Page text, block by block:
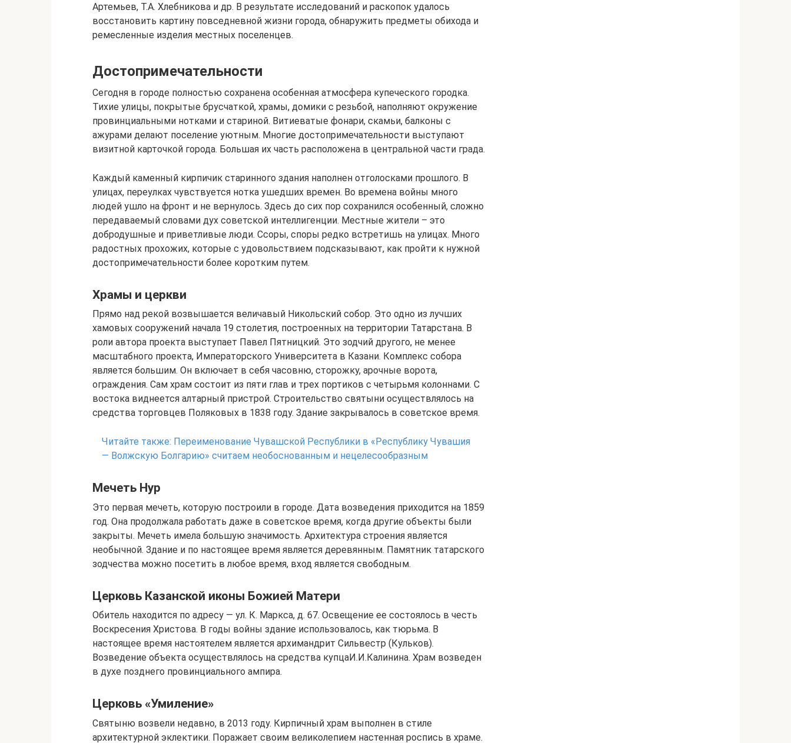
Артемьев, Т.А. Хлебникова и др. В результате исследований и раскопок удалось
восстановить картину повседневной жизни города, обнаружить предметы обихода и
ремесленные изделия местных поселенцев.
Достопримечательности
Сегодня в городе полностью сохранена особенная атмосфера купеческого городка.
Тихие улицы, покрытые брусчаткой, храмы, домики с резьбой, наполняют окружение
провинциальными нотками и стариной. Витиеватые фонари, скамьи, балконы с
ажурами делают поселение уютным. Многие достопримечательности выступают
визитной карточкой города. Большая их часть расположена в центральной части града.
Каждый каменный кирпичик старинного здания наполнен отголосками прошлого. В
улицах, переулках чувствуется нотка ушедших времен. Во времена войны много
людей ушло на фронт и не вернулось. Здесь до сих пор сохранился особенный, сложно
передаваемый словами дух советской интеллигенции. Местные жители – это
добродушные и приветливые люди. Ссоры, споры редко встретишь на улицах. Много
радостных прохожих, которые с удовольствием подсказывают, как пройти к нужной
достопримечательности более коротким путем.
Храмы и церкви
Прямо над рекой возвышается величавый Никольский собор. Это одно из лучших
хамовых сооружений начала 19 столетия, построенных на территории Татарстана. В
роли автора проекта выступает Павел Пятницкий. Это зодчий другого, не менее
масштабного проекта, Императорского Университета в Казани. Комплекс собора
является большим. Он включает в себя часовню, сторожку, арочные ворота,
ограждения. Сам храм состоит из пяти глав и трех портиков с четырьмя колоннами. С
востока виднеется алтарный пристрой. Строительство святыни осуществлялось на
средства торговцев Поляковых в 1838 году. Здание закрывалось в советское время.
Читайте также: Переименование Чувашской Республики в «Республику Чувашия
— Волжскую Болгарию» считаем необоснованным и нецелесообразным
Мечеть Нур
Это первая мечеть, которую построили в городе. Дата возведения приходится на 1859
год. Она продолжала работать даже в советское время, когда другие объекты были
закрыты. Мечеть имела большую значимость. Архитектура строения является
необычной. Здание и по настоящее время является деревянным. Памятник татарского
зодчества можно посетить в любое время, вход является свободным.
Церковь Казанской иконы Божией Матери
Обитель находится по адресу — ул. К. Маркса, д. 67. Освещение ее состоялось в честь
Воскресения Христова. В годы войны здание использовалось, как тюрьма. В
настоящее время настоятелем является архимандрит Сильвестр (Кульков).
Возведение объекта осуществлялось на средства купцаИ.И.Калинина. Храм возведен
в духе позднего провинциального ампира.
Церковь «Умиление»
Святыню возвели недавно, в 2013 году. Кирпичный храм выполнен в стиле
архитектурной эклектики. Поражает своим великолепием настенная роспись в храме.